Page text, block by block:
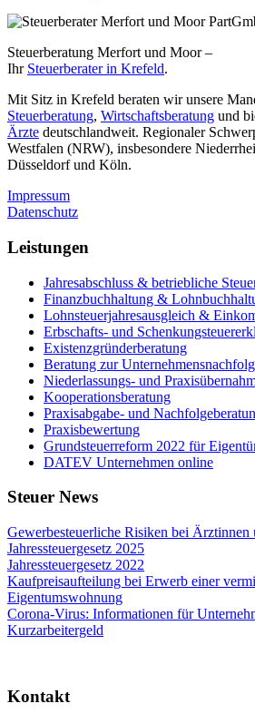
Steuerberatung Merfort und Moor –
Ihr Steuerberater in Krefeld.
Mit Sitz in Krefeld beraten wir unsere
Steuerberatung, Wirtschaftsberatung und
Ärzte deutschlandweit. Regionaler
Westfalen (NRW), insbesondere
Düsseldorf und Köln.
Impressum
Datenschutz
Leistungen
Jahresabschluss & betriebliche
Finanzbuchhaltung &
Lohnsteuerjahresausgleich &
Erbschafts- und
Existenzgründerberatung
Beratung zur
Niederlassungs- und
Kooperationsberatung
Praxisabgabe- und
Praxisbewertung
Grundsteuerreform 2022 für
DATEV Unternehmen online
Steuer News
Gewerbesteuerliche Risiken bei Ärztinnen
Jahressteuergesetz 2025
Jahressteuergesetz 2022
Kaufpreisaufteilung bei Erwerb einer
Eigentumswohnung
Corona-Virus: Informationen für
Kurzarbeitergeld
Kontakt